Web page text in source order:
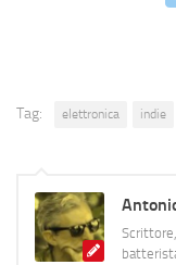
Tag: elettronica indie